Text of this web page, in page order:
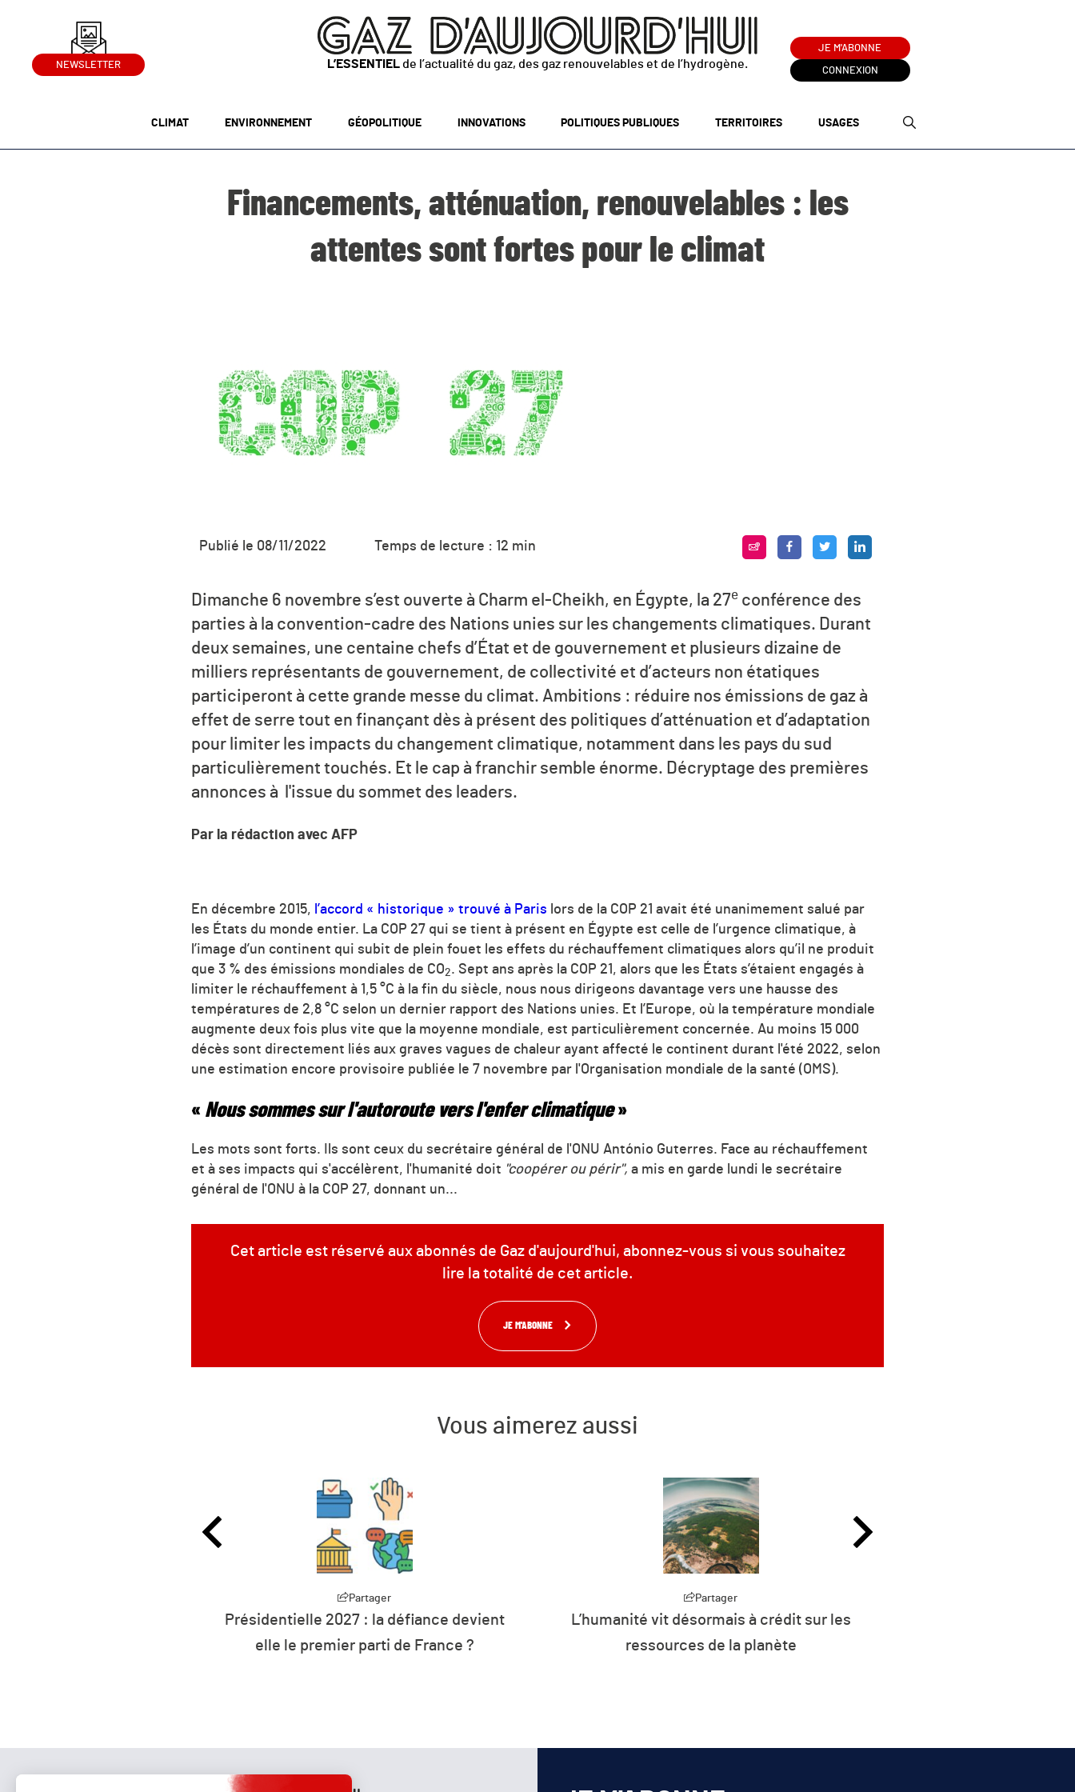
NEWSLETTER L’ESSENTIEL de l’actualité du gaz, des gaz renouvelables et de l’hydrogène.
JE M'ABONNE
CONNEXION
CLIMAT ENVIRONNEMENT GÉOPOLITIQUE INNOVATIONS POLITIQUES PUBLIQUES TERRITOIRES USAGES
Financements, atténuation, renouvelables : les
attentes sont fortes pour le climat
Publié le 08/11/2022 Temps de lecture : 12 min
Dimanche 6 novembre s’est ouverte à Charm el-Cheikh, en Égypte, la 27e conférence des
parties à la convention-cadre des Nations unies sur les changements climatiques. Durant
deux semaines, une centaine chefs d’État et de gouver­nement et plusieurs dizaine de
milliers représentants de gouvernement, de collectivité et d’acteurs non étatiques
participeront à cette grande messe du climat. Ambitions : réduire nos émissions de gaz à
effet de serre tout en finançant dès à présent des politiques d’atténuation et d’adaptation
pour limiter les impacts du changement climatique, notamment dans les pays du sud
particulièrement touchés. Et le cap à franchir semble énorme. Décryptage des premières
annonces à l'issue du sommet des leaders.
Par la rédaction avec AFP
En décembre 2015, l’accord « historique » trouvé à Paris lors de la COP 21 avait été unanimement salué par
les États du monde entier. La COP 27 qui se tient à présent en Égypte est celle de l’urgence climatique, à
l’image d’un continent qui subit de plein fouet les effets du réchauffement climatiques alors qu’il ne produit
que 3 % des émissions mondiales de CO2. Sept ans après la COP 21, alors que les États s’étaient engagés à
limiter le réchauffement à 1,5 °C à la fin du siècle, nous nous dirigeons davantage vers une hausse des
températures de 2,8 °C selon un dernier rapport des Nations unies. Et l’Europe, où la température mondiale
augmente deux fois plus vite que la moyenne mondiale, est particulièrement concernée. Au moins 15 000
décès sont directement liés aux graves vagues de chaleur ayant affecté le continent durant l'été 2022, selon
une estimation encore provisoire publiée le 7 novembre par l'Organisation mondiale de la santé (OMS).
« Nous sommes sur l'autoroute vers l'enfer climatique»
Les mots sont forts. Ils sont ceux du secrétaire général de l'ONU António Guterres. Face au réchauffement
et à ses impacts qui s'accélèrent, l'humanité doit "coopérer ou périr", a mis en garde lundi le secrétaire
général de l'ONU à la COP 27, donnant un...
Cet article est réservé aux abonnés de Gaz d'aujourd'hui, abonnez-vous si vous souhaitez
lire la totalité de cet article.
JE M'ABONNE
Vous aimerez aussi
Partager
Présidentielle 2027 : la défiance devient
elle le premier parti de France ?
Partager
L’humanité vit désormais à crédit sur les
ressources de la planète